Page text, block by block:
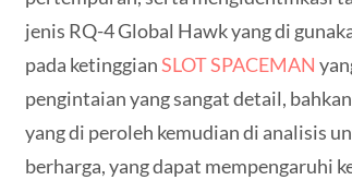
jenis RQ-4 Global Hawk yang di
pada ketinggianSLOT SPACEMAN
pengintaian yang sangat detail,
yang di peroleh kemudian di analisis
berharga, yang dapat mempengaruhi